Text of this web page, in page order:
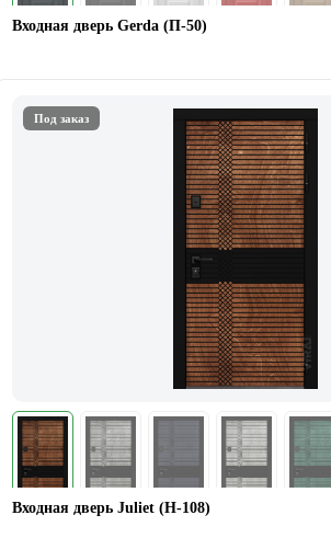
Входная дверь Gerda (П-50)
Под заказ
Входная дверь Juliet (Н-108)